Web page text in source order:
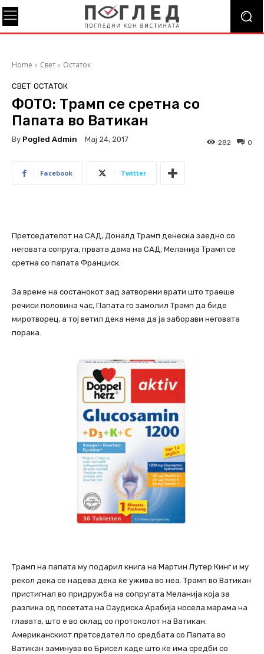
Home Свет Остаток
СВЕТ ОСТАТОК
ФОТО: Трамп се сретна со
Папата во Ватикан
By Pogled Admin Мај 24, 2017 0
282
Facebook Twitter
Претседателот на САД, Доналд Трамп денеска заедно со
неговата сопруга, првата дама на САД, Меланија Трамп се
сретна со папата Франциск.
За време на состанокот зад затворени врати што траеше
речиси половина час, Папата го замолил Трамп да биде
миротворец, а тој ветил дека нема да ја заборави неговата
порака.
Трамп на папата му подарил книга на Мартин Лутер Кинг и му
рекол дека се надева дека ќе ужива во неа. Трамп во Ватикан
пристигнал во придружба на сопругата Меланија која за
разлика од посетата на Саудиска Арабија носела марама на
главата, што е во склад со протоколот на Ватикан.
Американскиот претседател по средбата со Папата во
Ватикан заминува во Брисел каде што ќе има средби со